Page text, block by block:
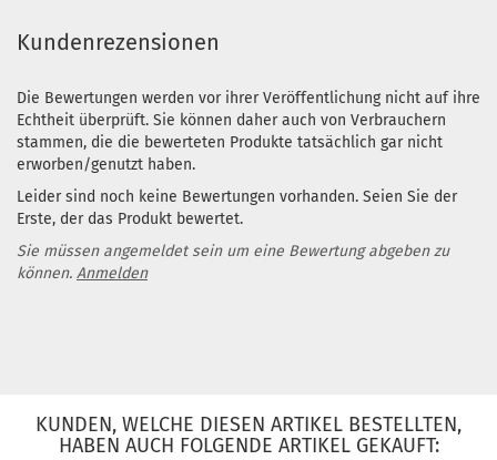
Kundenrezensionen
Die Bewertungen werden vor ihrer Veröffentlichung nicht auf ihre
Echtheit überprüft. Sie können daher auch von Verbrauchern
stammen, die die bewerteten Produkte tatsächlich gar nicht
erworben/genutzt haben.
Leider sind noch keine Bewertungen vorhanden. Seien Sie der
Erste, der das Produkt bewertet.
Sie müssen angemeldet sein um eine Bewertung abgeben zu
können. Anmelden
KUNDEN, WELCHE DIESEN ARTIKEL BESTELLTEN,
HABEN AUCH FOLGENDE ARTIKEL GEKAUFT: